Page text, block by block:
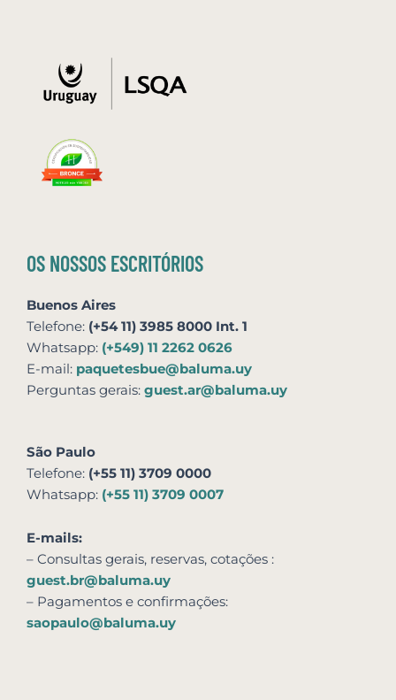
OS NOSSOS ESCRITÓRIOS
Buenos Aires
Telefone: (+54 11) 3985 8000 Int. 1
Whatsapp: (+549) 11 2262 0626
E-mail: paquetesbue@baluma.uy
Perguntas gerais: guest.ar@baluma.uy
São Paulo
Telefone: (+55 11) 3709 0000
Whatsapp: (+55 11) 3709 0007
E-mails:
– Consultas gerais, reservas, cotações :
guest.br@baluma.uy
– Pagamentos e confirmações:
saopaulo@baluma.uy